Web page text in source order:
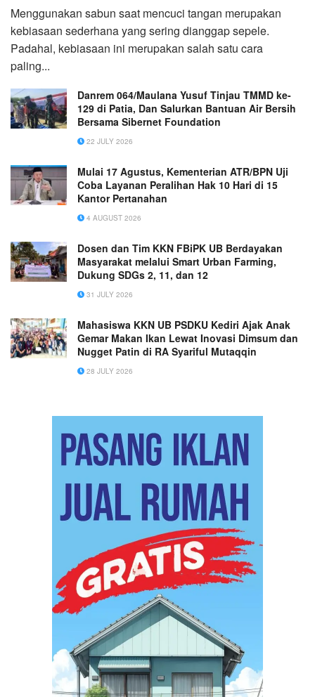
Menggunakan sabun saat mencuci tangan merupakan
kebiasaan sederhana yang sering dianggap sepele.
Padahal, kebiasaan ini merupakan salah satu cara
paling...
Danrem 064/Maulana Yusuf Tinjau TMMD ke-
129 di Patia, Dan Salurkan Bantuan Air Bersih
Bersama Sibernet Foundation
22 JULY 2026
Mulai 17 Agustus, Kementerian ATR/BPN Uji
Coba Layanan Peralihan Hak 10 Hari di 15
Kantor Pertanahan
4 AUGUST 2026
Dosen dan Tim KKN FBiPK UB Berdayakan
Masyarakat melalui Smart Urban Farming,
Dukung SDGs 2, 11, dan 12
31 JULY 2026
Mahasiswa KKN UB PSDKU Kediri Ajak Anak
Gemar Makan Ikan Lewat Inovasi Dimsum dan
Nugget Patin di RA Syariful Mutaqqin
28 JULY 2026